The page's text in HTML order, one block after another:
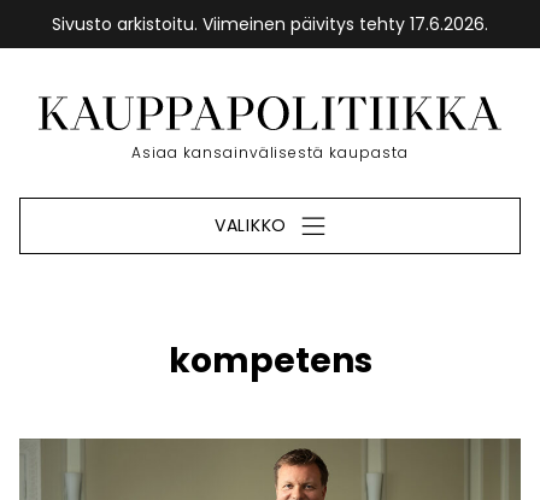
Sivusto arkistoitu. Viimeinen päivitys tehty 17.6.2026.
sisältöön
Etusivu
Asiaa kansainvälisestä kaupasta
VALIKKO
kompetens